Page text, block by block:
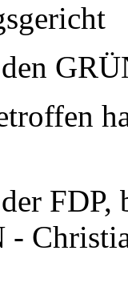
FDP,
-